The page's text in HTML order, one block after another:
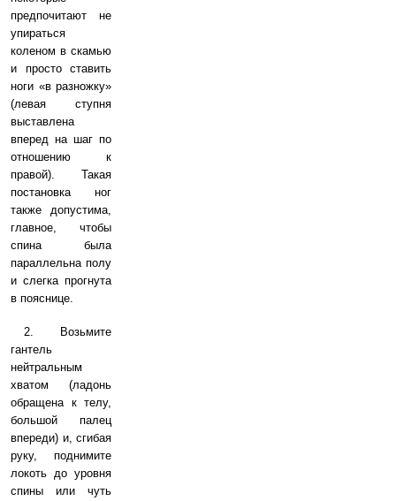
предпочитают не
упираться
коленом в скамью
и просто ставить
ноги «в разножку»
(левая ступня
выставлена
вперед на шаг по
отношению к
правой). Такая
постановка ног
также допустима,
главное, чтобы
спина была
параллельна полу
и слегка прогнута
в пояснице.
2. Возьмите
гантель
нейтральным
хватом (ладонь
обращена к телу,
большой палец
впереди) и, сгибая
руку, поднимите
локоть до уровня
спины или чуть